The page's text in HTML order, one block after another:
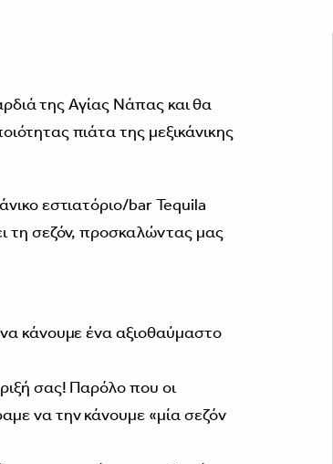
της Αγίας Νάπας και θα
πιάτα της μεξικάνικης
εστιατόριο/bar Tequila
τη σεζόν, προσκαλώντας μας
κάνουμε ένα αξιοθαύμαστο
σας! Παρόλο που οι
να την κάνουμε «μία σεζόν